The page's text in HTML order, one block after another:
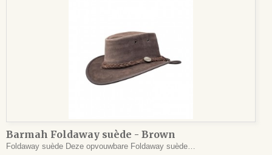
Barmah Foldaway suède - Brown
Foldaway suède Deze opvouwbare Foldaway suède…